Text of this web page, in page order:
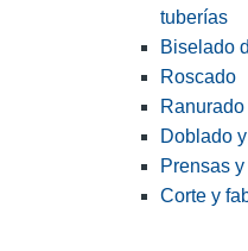
tuberías
Biselado
Roscado
Doblado
Prensas
Corte y